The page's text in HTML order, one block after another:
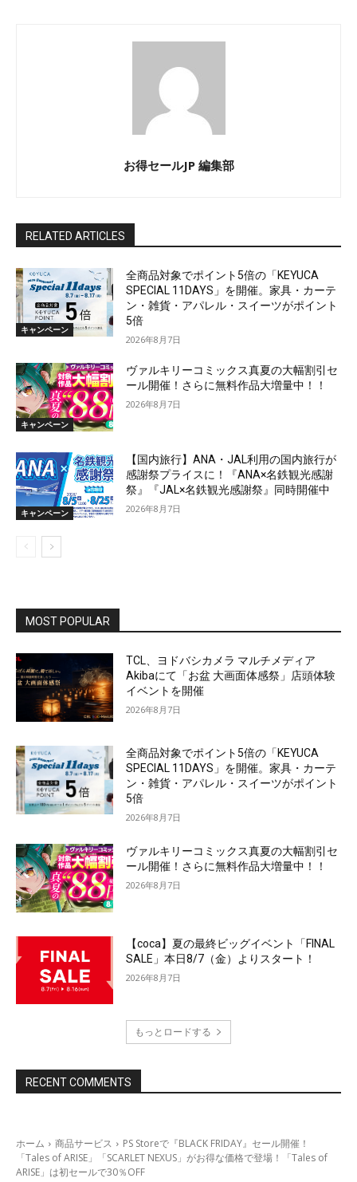
お得セールJP 編集部
RELATED ARTICLES
キャンペーン
全商品対象でポイント5倍の「KEYUCA
SPECIAL 11DAYS」を開催。家具・カーテ
ン・雑貨・アパレル・スイーツがポイント
5倍
2026年8月7日
キャンペーン
ヴァルキリーコミックス真夏の大幅割引セ
ール開催！さらに無料作品大増量中！！
2026年8月7日
キャンペーン
【国内旅行】ANA・JAL利用の国内旅行が
感謝祭プライスに！『ANA×名鉄観光感謝
祭』『JAL×名鉄観光感謝祭』同時開催中
2026年8月7日
MOST POPULAR
TCL、ヨドバシカメラ マルチメディア
Akibaにて「お盆 大画面体感祭」店頭体験
イベントを開催
2026年8月7日
全商品対象でポイント5倍の「KEYUCA
SPECIAL 11DAYS」を開催。家具・カーテ
ン・雑貨・アパレル・スイーツがポイント
5倍
2026年8月7日
ヴァルキリーコミックス真夏の大幅割引セ
ール開催！さらに無料作品大増量中！！
2026年8月7日
【coca】夏の最終ビッグイベント「FINAL
SALE」本日8/7（金）よりスタート！
2026年8月7日
もっとロードする
RECENT COMMENTS